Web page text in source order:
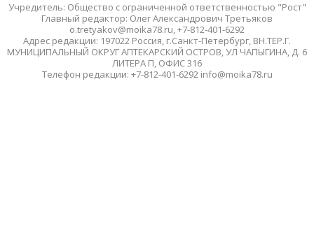
Учредитель: Общество с ограниченной ответственностью "Рост"
Главный редактор: Олег Александрович Третьяков
o.tretyakov@moika78.ru, +7-812-401-6292
Адрес редакции: 197022 Россия, г.Санкт-Петербург, ВН.ТЕР.Г.
МУНИЦИПАЛЬНЫЙ ОКРУГ АПТЕКАРСКИЙ ОСТРОВ, УЛ ЧАПЫГИНА, Д. 6
ЛИТЕРА П, ОФИС 316
Телефон редакции: +7-812-401-6292 info@moika78.ru